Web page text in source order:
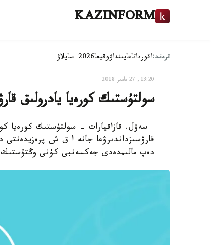
KAZINFORM
ترەند:اقورداتاعايىنداۋوقيعا2026-سايلاۋ
13:20, 27 مامىر 2018
سولتۇستىك كورەيا يادرولىق
سەۋل. قازاقپارات - سولتۇستىك كورەيا
قارۋسىزداندىرۋعا جانە ا ق ش پرەزيدەنتى
دەپ مالىمدەدى جەكسەنبى كۇنى وڭتۇستىك